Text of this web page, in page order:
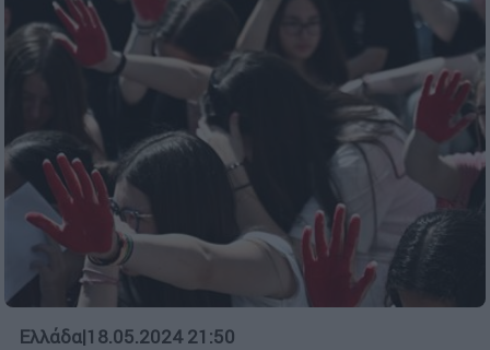
Ελλάδα|18.05.2024 21:50